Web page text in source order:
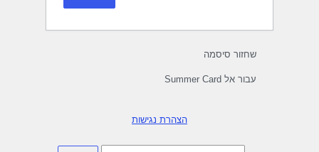
שחזור סיסמה
עבור אל Summer Card
הצהרת נגישות